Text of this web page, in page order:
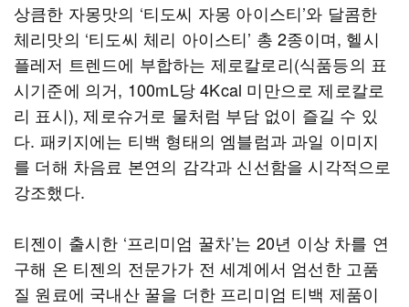
상큼한 자몽맛의 ‘티도씨 자몽 아이스티’와 달콤한
체리맛의 ‘티도씨 체리 아이스티’ 총 2종이며, 헬시
플레저 트렌드에 부합하는 제로칼로리(식품등의 표
시기준에 의거, 100mL당 4Kcal 미만으로 제로칼로
리 표시), 제로슈거로 물처럼 부담 없이 즐길 수 있
다. 패키지에는 티백 형태의 엠블럼과 과일 이미지
를 더해 차음료 본연의 감각과 신선함을 시각적으로
강조했다.
티젠이 출시한 ‘프리미엄 꿀차’는 20년 이상 차를 연
구해 온 티젠의 전문가가 전 세계에서 엄선한 고품
질 원료에 국내산 꿀을 더한 프리미엄 티백 제품이